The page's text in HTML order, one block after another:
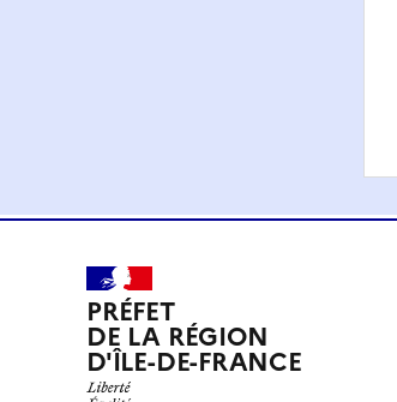
PRÉFET
DE LA RÉGION
D'ÎLE-DE-FRANCE